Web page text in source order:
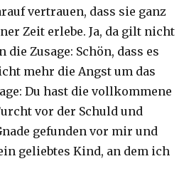
vertrauen, dass sie ganz
Zeit erlebe. Ja, da gilt nicht
Zusage: Schön, dass es
mehr die Angst um das
Du hast die vollkommene
vor der Schuld und
gefunden vor mir und
geliebtes Kind, an dem ich